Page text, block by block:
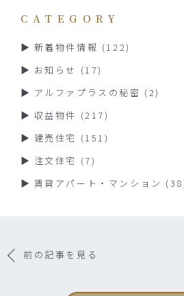
CATEGORY
新着物件情報 (122)
お知らせ (17)
アルファプラスの秘密 (2)
収益物件 (217)
建売住宅 (151)
注文住宅 (7)
賃貸アパート・マンション
前の記事を見る